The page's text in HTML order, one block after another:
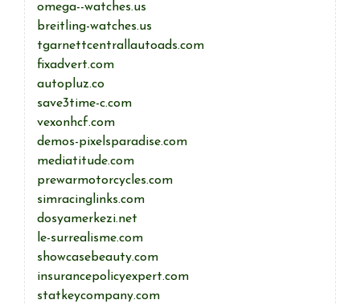
omega--watches.us
breitling-watches.us
tgarnettcentrallautoads.com
fixadvert.com
autopluz.co
save3time-c.com
vexonhcf.com
demos-pixelsparadise.com
mediatitude.com
prewarmotorcycles.com
simracinglinks.com
dosyamerkezi.net
le-surrealisme.com
showcasebeauty.com
insurancepolicyexpert.com
statkeycompany.com